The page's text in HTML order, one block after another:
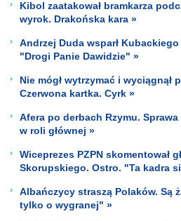
Kibol zaatakował bramkarza
wyrok. Drakońska kara »
Andrzej Duda wsparł
"Drogi Panie Dawidzie" »
Nie mógł wytrzymać i wyciągnął
Czerwona kartka. Cyrk »
Afera po derbach Rzymu.
w roli głównej »
Wiceprezes PZPN skomentował
Skorupskiego. Ostro. "Ta kadra
Albańczycy straszą Polaków. Są
tylko o wygranej" »